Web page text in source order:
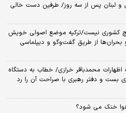
و لبنان پس از سه روز/ طرفین دست خالی
هیچ کشوری نیست/ترکیه موضع اصولی خویش
بحران‌ها از طریق گفت‌وگو و دیپلماسی
اظهارات محمدباقر خرازی/ خطاب به دستگاه
و دفتر رهبری با صراحت آن را رد
هوا خنک می شود؟